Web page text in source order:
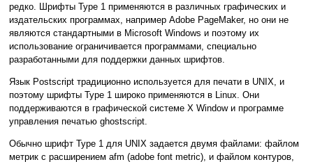
редко. Шрифты Type 1 применяются в различных графических и
издательских программах, например Adobe PageMaker, но они не
являются стандартными в Microsoft Windows и поэтому их
использование ограничивается программами, специально
разработанными для поддержки данных шрифтов.
Язык Postscript традиционно используется для печати в UNIX, и
поэтому шрифты Type 1 широко применяются в Linux. Они
поддерживаются в графической системе X Window и программе
управления печатью ghostscript.
Обычно шрифт Type 1 для UNIX задается двумя файлами: файлом
метрик с расширением afm (adobe font metric), и файлом контуров,